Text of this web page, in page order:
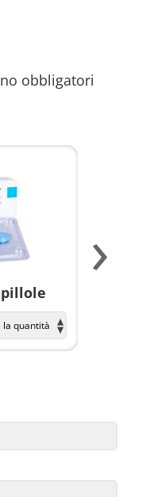
obbligatori
›